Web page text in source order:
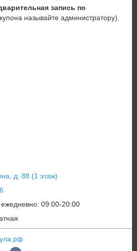
запись по
называйте администратору).
д. 88 (1 этаж)
ежедневно: 09:00-20:00